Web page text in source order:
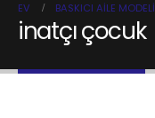
EV BASKICI AILE MODELI
inatçı çocuk